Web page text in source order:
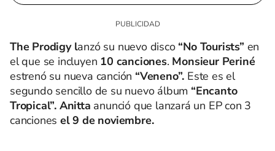
The Prodigy lanzó su nuevo disco “No Tourists” en
el que se incluyen 10 canciones. Monsieur Periné
estrenó su nueva canción “Veneno”. Este es el
segundo sencillo de su nuevo álbum “Encanto
Tropical”. Anitta anunció que lanzará un EP con 3
canciones el 9 de noviembre.